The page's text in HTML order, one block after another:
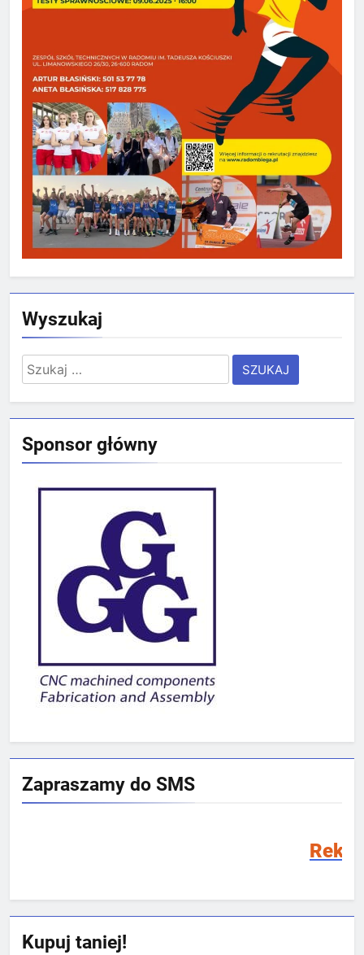
Wyszukaj
Szukaj:
Sponsor główny
Zapraszamy do SMS
Rekrutacja
Kupuj taniej!